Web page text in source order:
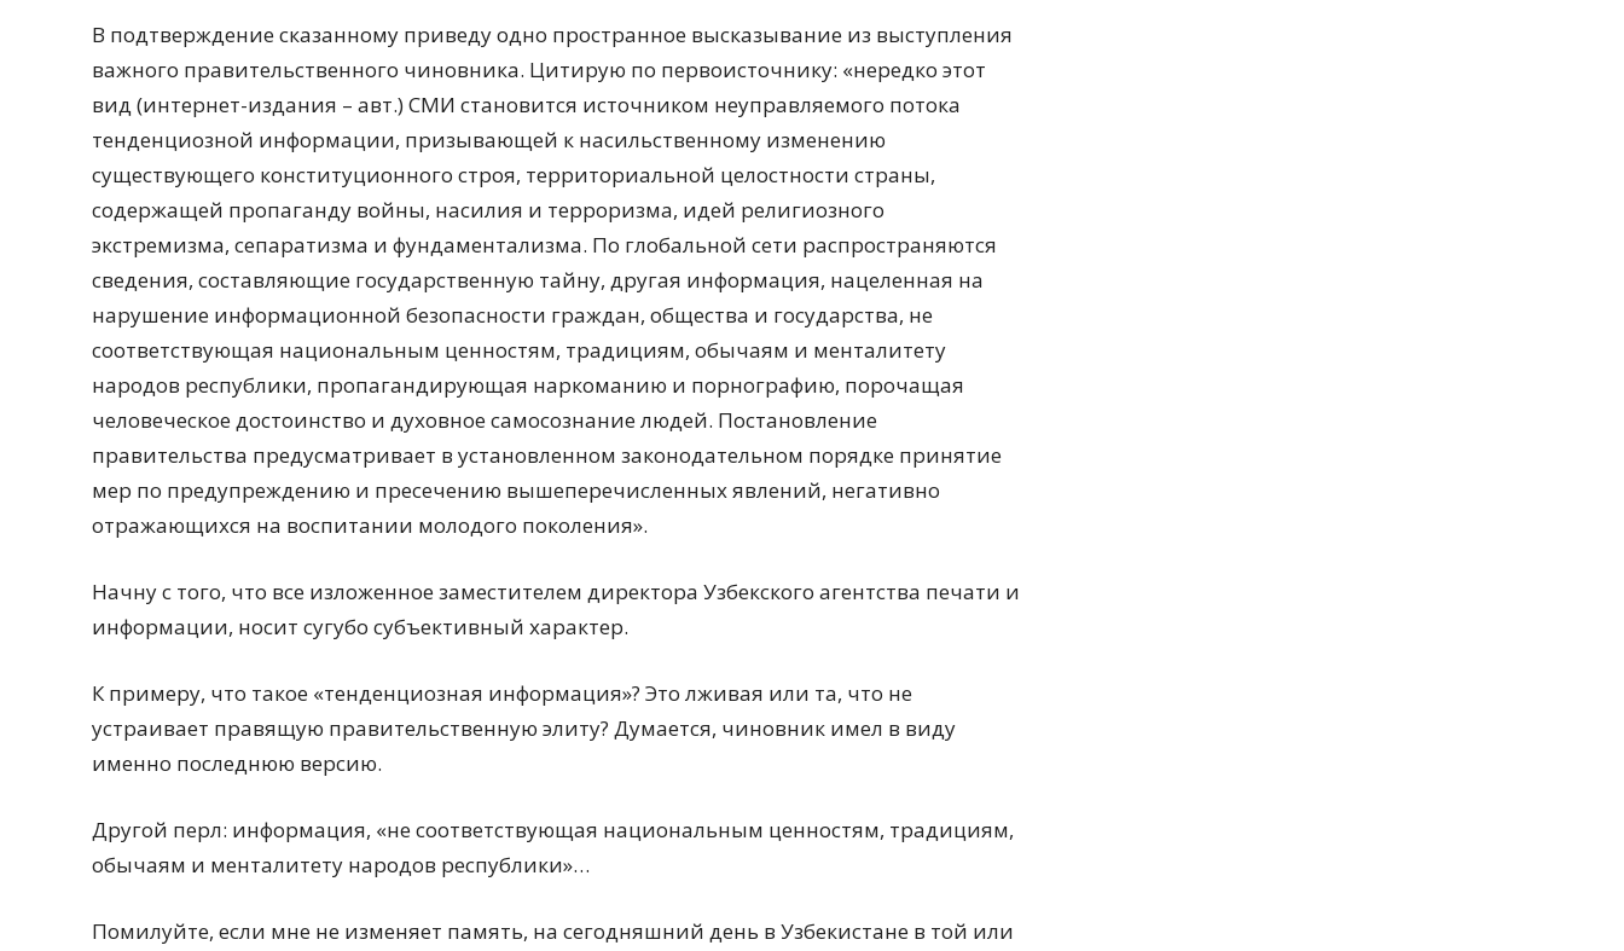
В подтверждение сказанному приведу одно пространное высказывание из выступления
важного правительственного чиновника. Цитирую по первоисточнику: «нередко этот
вид (интернет-издания – авт.) СМИ становится источником неуправляемого потока
тенденциозной информации, призывающей к насильственному изменению
существующего конституционного строя, территориальной целостности страны,
содержащей пропаганду войны, насилия и терроризма, идей религиозного
экстремизма, сепаратизма и фундаментализма. По глобальной сети распространяются
сведения, составляющие государственную тайну, другая информация, нацеленная на
нарушение информационной безопасности граждан, общества и государства, не
соответствующая национальным ценностям, традициям, обычаям и менталитету
народов республики, пропагандирующая наркоманию и порнографию, порочащая
человеческое достоинство и духовное самосознание людей. Постановление
правительства предусматривает в установленном законодательном порядке принятие
мер по предупреждению и пресечению вышеперечисленных явлений, негативно
отражающихся на воспитании молодого поколения».
Начну с того, что все изложенное заместителем директора Узбекского агентства печати и
информации, носит сугубо субъективный характер.
К примеру, что такое «тенденциозная информация»? Это лживая или та, что не
устраивает правящую правительственную элиту? Думается, чиновник имел в виду
именно последнюю версию.
Другой перл: информация, «не соответствующая национальным ценностям, традициям,
обычаям и менталитету народов республики»…
Помилуйте, если мне не изменяет память, на сегодняшний день в Узбекистане в той или